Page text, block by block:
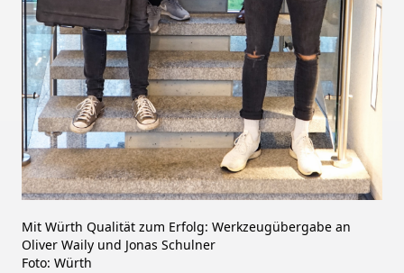
Mit Würth Qualität zum Erfolg: Werkzeugübergabe an
Oliver Waily und Jonas Schulner
Foto: Würth